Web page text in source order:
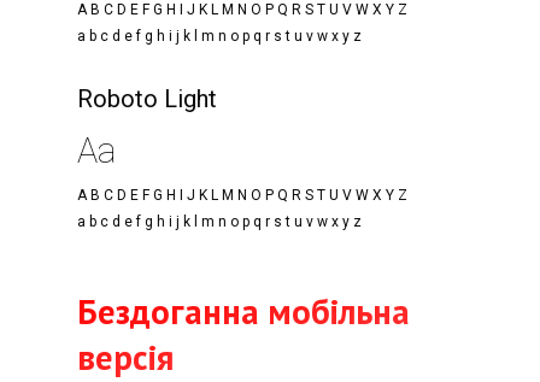
A B C D E F G H I J K L M N O P Q R S T U V W X Y Z
a b c d e f g h i j k l m n o p q r s t u v w x y z
Roboto Light
Aa
A B C D E F G H I J K L M N O P Q R S T U V W X Y Z
a b c d e f g h i j k l m n o p q r s t u v w x y z
Бездоганна мобільна
версія